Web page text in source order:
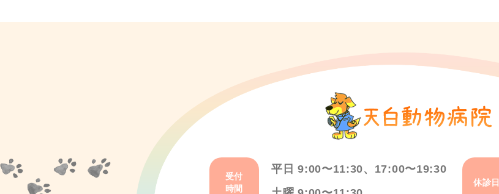
受付
時間
平日 9:00〜11:30、17:00〜19:30
休診日